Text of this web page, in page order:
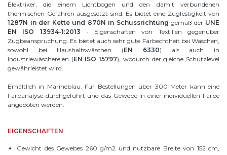
Elektriker, die einem Lichtbogen und den damit verbundenen
thermischen Gefahren ausgesetzt sind. Es bietet eine Zugfestigkeit von
1287N in der Kette und 870N in Schussrichtung gemäß der UNE
EN ISO 13934-1:2013 - Eigenschaften von Textilien gegenüber
Zugbeanspruchung. Es bietet auch sehr gute Farbechtheit bei Wäschen,
sowohl bei Haushaltswäschen (EN 6330) als auch in
Industriewäschereien (EN ISO 15797), wodurch der gleiche Schutzlevel
gewährleistet wird.
Erhältlich in Marineblau. Für Bestellungen über 300 Meter kann eine
Farbanalyse durchgeführt und das Gewebe in einer individuellen Farbe
angeboten werden.
EIGENSCHAFTEN
Gewicht des Gewebes 260 g/m2 und nutzbare Breite von 152 cm,